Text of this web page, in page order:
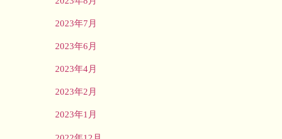
2023年7月
2023年6月
2023年4月
2023年2月
2023年1月